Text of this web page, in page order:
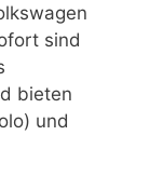
sind
bieten
und